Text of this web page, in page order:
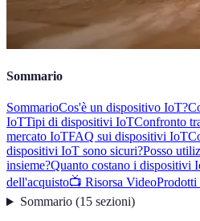
Sommario
SommarioCos'è un dispositivo IoT?
IoTTipi di dispositivi IoTConfronto
mercato IoTFAQ sui dispositivi IoT
dispositivi IoT sono sicuri?Posso
insieme?Quanto costano i dispositivi
dell'acquisto📺 Risorsa VideoProdotti
Sommario(15 sezioni)